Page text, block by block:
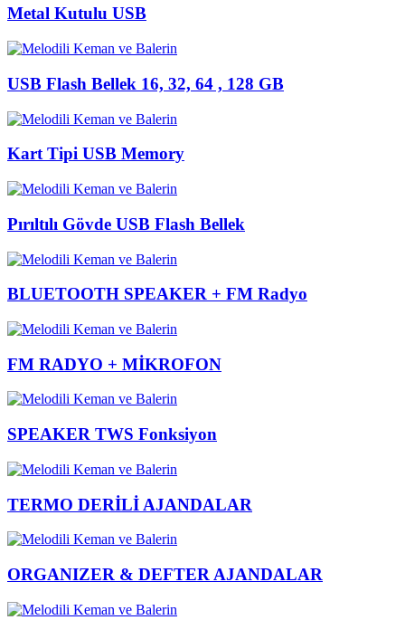
Metal Kutulu USB
USB Flash Bellek 16, 32, 64 , 128 GB
Kart Tipi USB Memory
Pırıltılı Gövde USB Flash Bellek
BLUETOOTH SPEAKER + FM Radyo
FM RADYO + MİKROFON
SPEAKER TWS Fonksiyon
TERMO DERİLİ AJANDALAR
ORGANIZER & DEFTER AJANDALAR